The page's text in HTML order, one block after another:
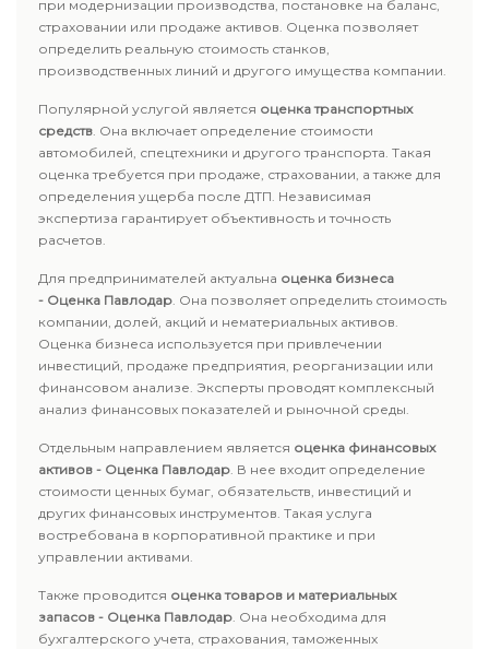
при модернизации производства, постановке на баланс,
страховании или продаже активов. Оценка позволяет
определить реальную стоимость станков,
производственных линий и другого имущества компании.
Популярной услугой является оценка транспортных
средств. Она включает определение стоимости
автомобилей, спецтехники и другого транспорта. Такая
оценка требуется при продаже, страховании, а также для
определения ущерба после ДТП. Независимая
экспертиза гарантирует объективность и точность
расчетов.
Для предпринимателей актуальна оценка бизнеса
- Оценка Павлодар. Она позволяет определить стоимость
компании, долей, акций и нематериальных активов.
Оценка бизнеса используется при привлечении
инвестиций, продаже предприятия, реорганизации или
финансовом анализе. Эксперты проводят комплексный
анализ финансовых показателей и рыночной среды.
Отдельным направлением является оценка финансовых
активов - Оценка Павлодар. В нее входит определение
стоимости ценных бумаг, обязательств, инвестиций и
других финансовых инструментов. Такая услуга
востребована в корпоративной практике и при
управлении активами.
Также проводится оценка товаров и материальных
запасов - Оценка Павлодар. Она необходима для
бухгалтерского учета, страхования, таможенных